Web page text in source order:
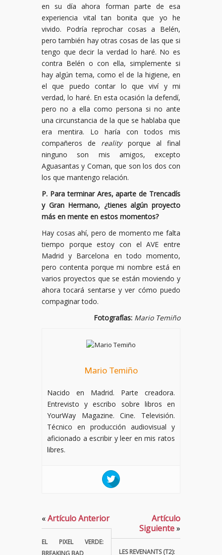
en su día ahora forman parte de esa
experiencia vital tan bonita que yo he
vivido. Podría reprochar cosas a Belén,
pero también hay otras cosas de las que si
tengo que decir la verdad lo haré. No es
contra Belén o con ella, simplemente si
hay algún tema, como el de la higiene, en
el que puedo contar lo que viví y mi
verdad, lo haré. En esta ocasión la defendí,
pero no a ella como persona si no ante
una circunstancia de la que se hablaba que
era mentira. Lo haría con todos mis
compañeros de realityporque al final
ninguno son mis amigos, excepto
Aguasantas y Coman, que son los dos con
los que mantengo relación.
P. Para terminar Ares, aparte de Trencadís
y Gran Hermano, ¿tienes algún proyecto
más en mente en estos momentos?
Hay cosas ahí, pero de momento me falta
tiempo porque estoy con el AVE entre
Madrid y Barcelona en todo momento,
pero contenta porque mi nombre está en
varios proyectos que se están moviendo y
ahora tocará sentarse y ver cómo puedo
compaginar todo.
Fotografías: Mario Temiño
Mario Temiño
Nacido en Madrid. Parte creadora.
Entrevisto y escribo sobre libros en
YourWay Magazine. Cine. Televisión.
Técnico en producción audiovisual y
aficionado a escribir y leer en mis ratos
libres.
«Artículo Anterior
EL PIXEL VERDE:
BREAKING BAD
Artículo
Siguiente»
LES REVENANTS (T2):